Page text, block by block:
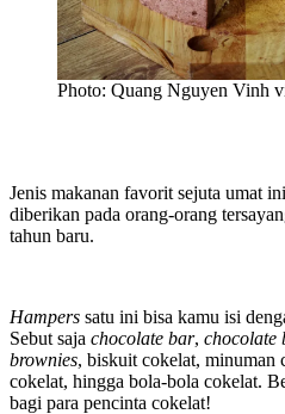
Photo: Quang Nguyen Vinh
Jenis makanan favorit sejuta umat
diberikan pada orang-orang
tahun baru.
Hampers satu ini bisa kamu isi
Sebut saja chocolate bar, chocolate
brownies, biskuit cokelat, minuman
cokelat, hingga bola-bola cokelat.
bagi para pencinta cokelat!